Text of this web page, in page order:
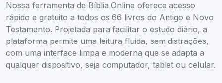
Nossa ferramenta de Bíblia Online oferece acesso
rápido e gratuito a todos os 66 livros do Antigo e Novo
Testamento. Projetada para facilitar o estudo diário, a
plataforma permite uma leitura fluida, sem distrações,
com uma interface limpa e moderna que se adapta a
qualquer dispositivo, seja computador, tablet ou celular.